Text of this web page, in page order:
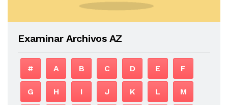
Examinar Archivos AZ
# A B C D E F
G H I J K L M